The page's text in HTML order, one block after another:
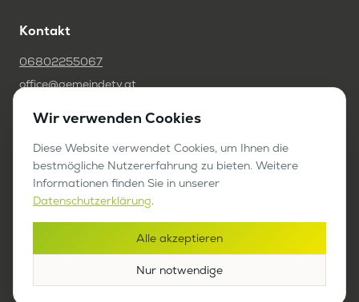
Kontakt
06802255067
office@gemeindetv.at
FAQ
IMPRESSUM
DATENSCHUTZ
Werben auf GemeindeTV
Wir verwenden Cookies
Diese Website verwendet Cookies, um Ihnen die
bestmögliche Nutzererfahrung zu bieten. Weitere
Informationen finden Sie in unserer
Datenschutzerklärung.
Alle akzeptieren
Nur notwendige